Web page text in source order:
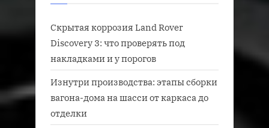
Скрытая коррозия Land Rover
Discovery 3: что проверять под
накладками и у порогов
Изнутри производства: этапы сборки
вагона-дома на шасси от каркаса до
отделки